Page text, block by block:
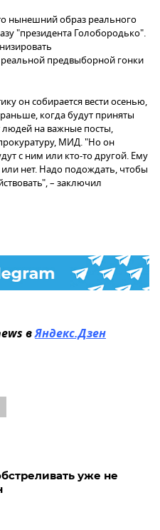
нынешний образ реального
"президента Голобородько".
предвыборной гонки
он собирается вести осенью,
когда будут приняты
людей на важные посты,
МИД. "Но он
с ним или кто-то другой. Ему
нет. Надо подождать, чтобы
– заключил
вЯндекс.Дзен
уже не